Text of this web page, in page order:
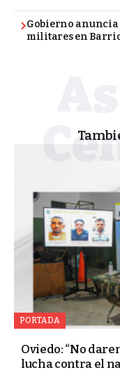
Gobierno anuncia
militares en
PORTADA
Oviedo: “No
lucha contra el